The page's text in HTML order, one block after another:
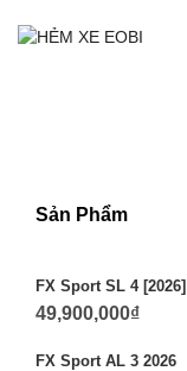
Sản Phẩm
FX Sport SL 4 [2026]
49,900,000₫
FX Sport AL 3 2026